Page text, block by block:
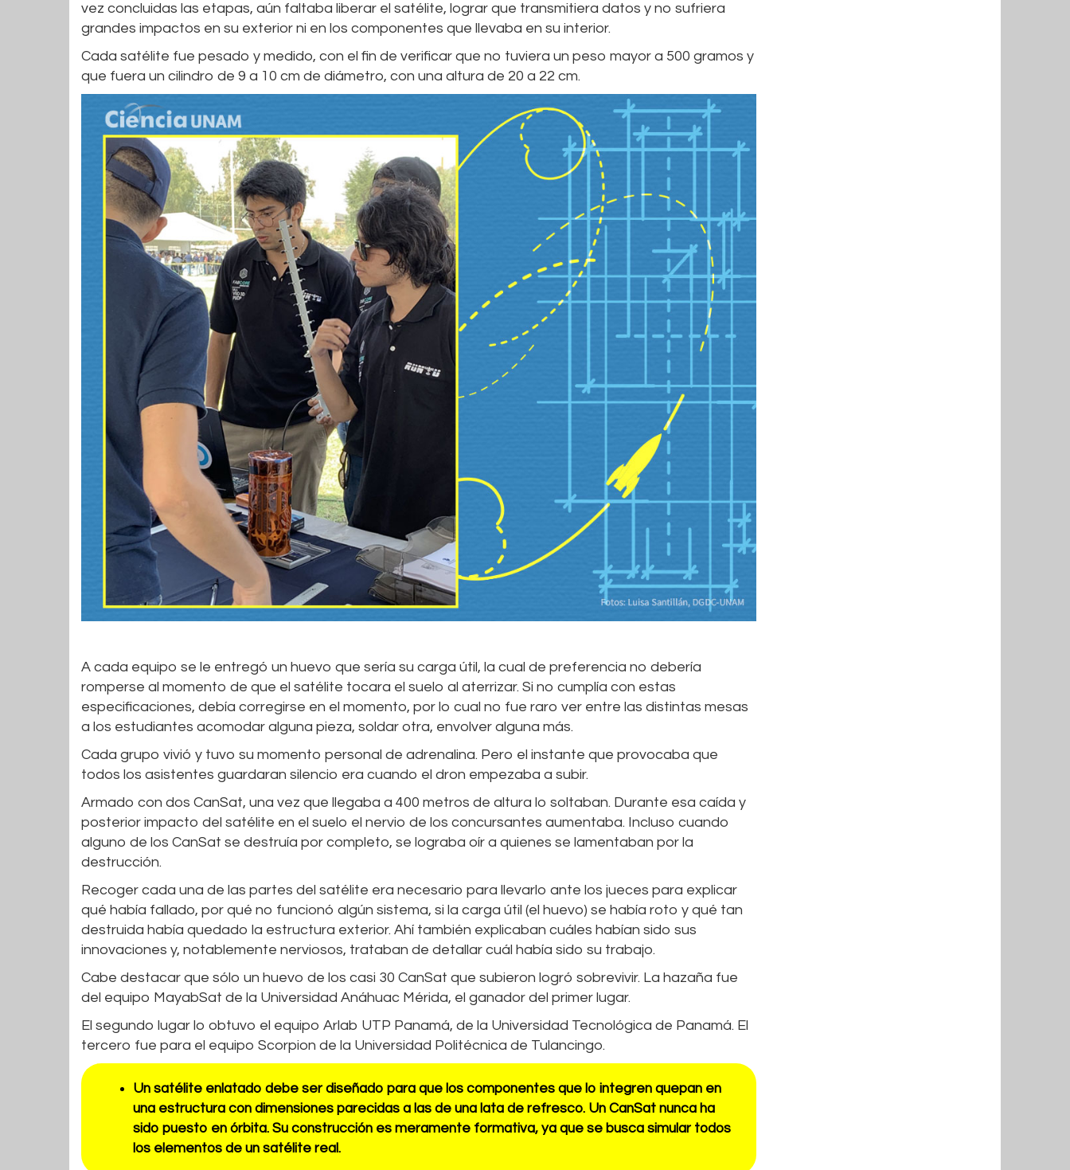
vez concluidas las etapas, aún faltaba liberar el satélite, lograr que transmitiera datos y no sufriera
grandes impactos en su exterior ni en los componentes que llevaba en su interior.
Cada satélite fue pesado y medido, con el fin de verificar que no tuviera un peso mayor a 500 gramos y
que fuera un cilindro de 9 a 10 cm de diámetro, con una altura de 20 a 22 cm.
A cada equipo se le entregó un huevo que sería su carga útil, la cual de preferencia no debería
romperse al momento de que el satélite tocara el suelo al aterrizar. Si no cumplía con estas
especificaciones, debía corregirse en el momento, por lo cual no fue raro ver entre las distintas mesas
a los estudiantes acomodar alguna pieza, soldar otra, envolver alguna más.
Cada grupo vivió y tuvo su momento personal de adrenalina. Pero el instante que provocaba que
todos los asistentes guardaran silencio era cuando el dron empezaba a subir.
Armado con dos CanSat, una vez que llegaba a 400 metros de altura lo soltaban. Durante esa caída y
posterior impacto del satélite en el suelo el nervio de los concursantes aumentaba. Incluso cuando
alguno de los CanSat se destruía por completo, se lograba oír a quienes se lamentaban por la
destrucción.
Recoger cada una de las partes del satélite era necesario para llevarlo ante los jueces para explicar
qué había fallado, por qué no funcionó algún sistema, si la carga útil (el huevo) se había roto y qué tan
destruida había quedado la estructura exterior. Ahí también explicaban cuáles habían sido sus
innovaciones y, notablemente nerviosos, trataban de detallar cuál había sido su trabajo.
Cabe destacar que sólo un huevo de los casi 30 CanSat que subieron logró sobrevivir. La hazaña fue
del equipo MayabSat de la Universidad Anáhuac Mérida, el ganador del primer lugar.
El segundo lugar lo obtuvo el equipo Arlab UTP Panamá, de la Universidad Tecnológica de Panamá. El
tercero fue para el equipo Scorpion de la Universidad Politécnica de Tulancingo.
Un satélite enlatado debe ser diseñado para que los componentes que lo integren quepan en
una estructura con dimensiones parecidas a las de una lata de refresco. Un CanSat nunca ha
sido puesto en órbita. Su construcción es meramente formativa, ya que se busca simular todos
los elementos de un satélite real.